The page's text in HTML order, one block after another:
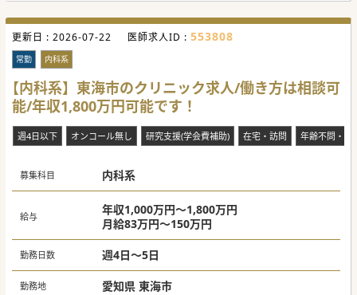
更新日 : 2026-07-22 医師求人ID : 553808
常勤 内科系
【内科系】東海市のクリニック求人/働き方は相談可
能/年収1,800万円可能です！
週4日以下 オンコール無し 研究支援(学会費補助) 在宅・訪問 年齢不問・ベ
募集科目 内科系
給与
年収1,000万円～1,800万円
月給83万円～150万円
勤務日数 週4日～5日
勤務地 愛知県 東海市